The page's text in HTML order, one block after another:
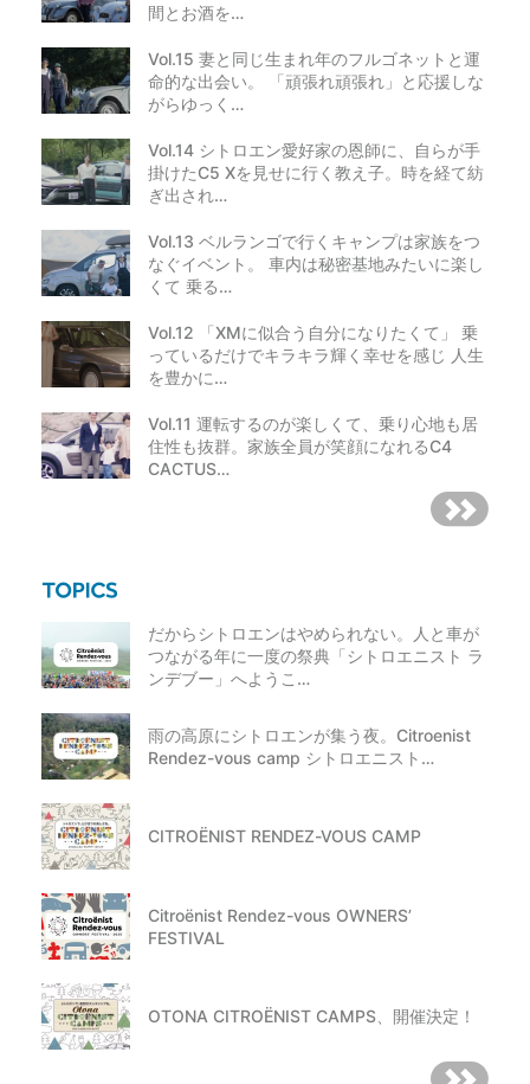
間とお酒を…
Vol.15 妻と同じ生まれ年のフルゴネットと運
命的な出会い。 「頑張れ頑張れ」と応援しな
がらゆっく…
Vol.14 シトロエン愛好家の恩師に、自らが手
掛けたC5 Xを見せに行く教え子。時を経て紡
ぎ出され…
Vol.13 ベルランゴで行くキャンプは家族をつ
なぐイベント。 車内は秘密基地みたいに楽し
くて 乗る…
Vol.12 「XMに似合う自分になりたくて」 乗
っているだけでキラキラ輝く幸せを感じ 人生
を豊かに…
Vol.11 運転するのが楽しくて、乗り心地も居
住性も抜群。家族全員が笑顔になれるC4
CACTUS…
だからシトロエンはやめられない。人と車が
つながる年に一度の祭典「シトロエニスト ラ
ンデブー」へようこ…
雨の高原にシトロエンが集う夜。Citroenist
Rendez-vous camp シトロエニスト…
CITROËNIST RENDEZ-VOUS CAMP
Citroënist Rendez-vous OWNERS’
FESTIVAL
OTONA CITROËNIST CAMPS、開催決定！